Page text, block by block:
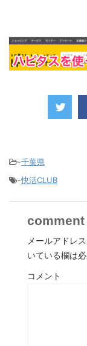
-千葉県
-快活CLUB
comment
メールアドレ
いている欄は
コメント